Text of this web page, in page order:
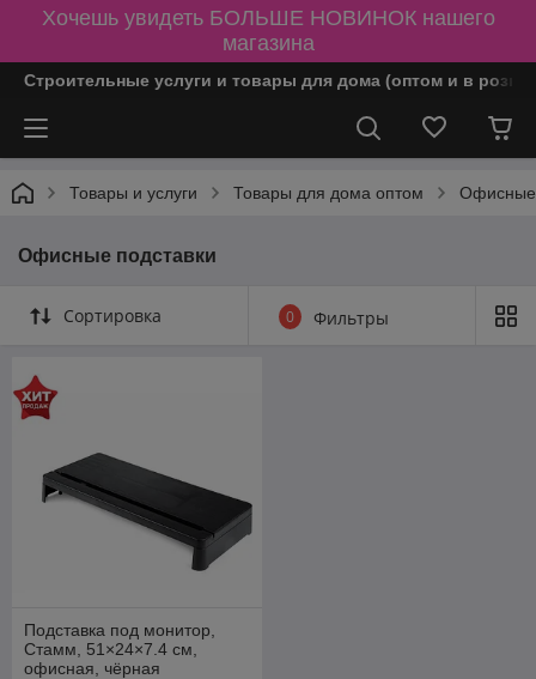
Хочешь увидеть БОЛЬШЕ НОВИНОК нашего
магазина
Строительные услуги и товары для дома (оптом и в
Товары и услуги Товары для дома оптом Офисные
Офисные подставки
Сортировка 0 Фильтры
Подставка под монитор,
Стамм, 51×24×7.4 см,
офисная, чёрная